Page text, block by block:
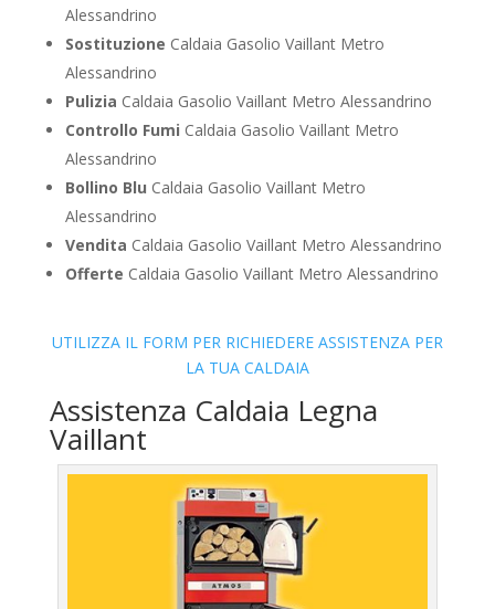
Alessandrino
Sostituzione Caldaia Gasolio Vaillant Metro
Alessandrino
Pulizia Caldaia Gasolio Vaillant Metro Alessandrino
Controllo Fumi Caldaia Gasolio Vaillant Metro
Alessandrino
Bollino Blu Caldaia Gasolio Vaillant Metro
Alessandrino
Vendita Caldaia Gasolio Vaillant Metro Alessandrino
Offerte Caldaia Gasolio Vaillant Metro Alessandrino
UTILIZZA IL FORM PER RICHIEDERE ASSISTENZA PER
LA TUA CALDAIA
Assistenza Caldaia Legna
Vaillant